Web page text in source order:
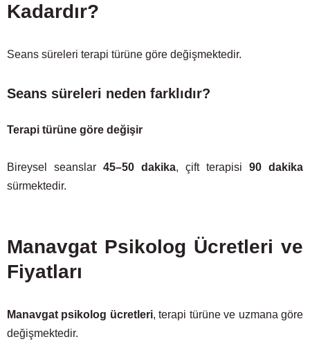
Kadardır?
Seans süreleri terapi türüne göre değişmektedir.
Seans süreleri neden farklıdır?
Terapi türüne göre değişir
Bireysel seanslar 45–50 dakika, çift terapisi 90 dakika
sürmektedir.
Manavgat Psikolog Ücretleri ve
Fiyatları
Manavgat psikolog ücretleri, terapi türüne ve uzmana göre
değişmektedir.